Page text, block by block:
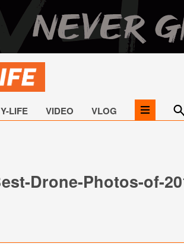
Y-LIFE VIDEO VLOG
Drone-Photos-of-